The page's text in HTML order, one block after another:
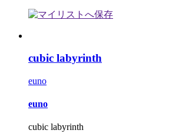
cubic labyrinth
euno
euno
cubic labyrinth